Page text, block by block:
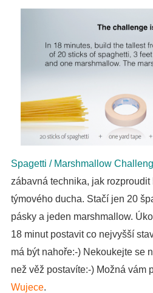
Spagetti / Marshmallow
zábavná technika, jak
týmového ducha. Stačí jen 20
pásky a jeden marshmallow.
18 minut postavit co nejvyšší
má být nahoře:-) Nekoukejte se
než věž postavíte:-) Možná vám
Wujece.